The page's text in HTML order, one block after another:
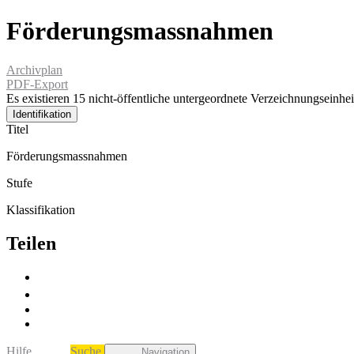
Förderungsmassnahmen
Archivplan
PDF-Export
Es existieren 15 nicht-öffentliche untergeordnete
Identifikation
Titel
Förderungsmassnahmen
Stufe
Klassifikation
Teilen
Hilfe Suche